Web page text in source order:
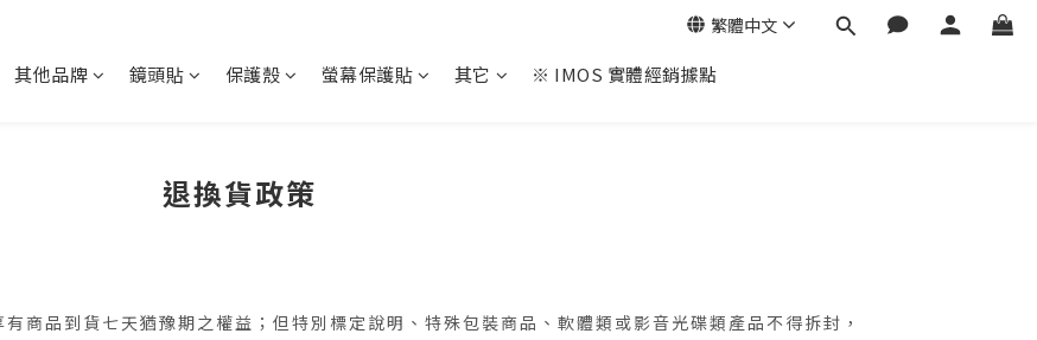
繁體中文
其他品牌 鏡頭貼 保護殼 螢幕保護貼 其它 ※ IMOS 實體經銷據點
退換貨政策
商品到貨七天猶豫期之權益；但特別標定說明、特殊包裝商品、軟體類或影音光碟類產品不得拆封，